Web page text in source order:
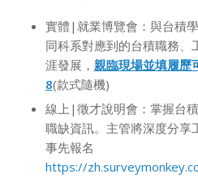
實體|就業博覽會：與台積
同科系對應到的台積職務、
涯發展， 親臨現場並填履
8(款式隨機)
線上|徵才說明會：掌握台
職缺資訊。主管將深度分享
事先報名
https://